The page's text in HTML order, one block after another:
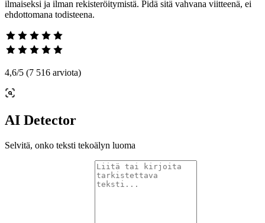
ilmaiseksi ja ilman rekisteröitymistä. Pidä sitä vahvana viitteenä, ei
ehdottomana todisteena.
4,6/5 (7 516 arviota)
AI Detector
Selvitä, onko teksti tekoälyn luoma